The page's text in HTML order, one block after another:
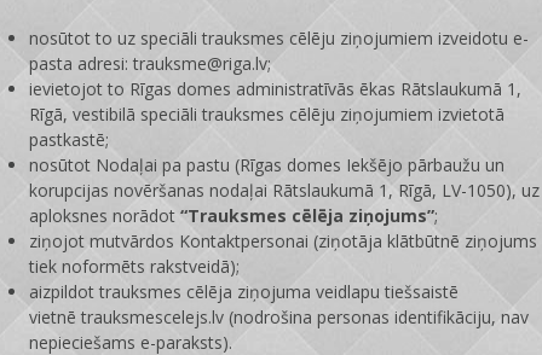
nosūtot to uz speciāli trauksmes cēlēju ziņojumiem izveidotu e-
pasta adresi: trauksme@riga.lv;
ievietojot to Rīgas domes administratīvās ēkas Rātslaukumā 1,
Rīgā, vestibilā speciāli trauksmes cēlēju ziņojumiem izvietotā
pastkastē;
nosūtot Nodaļai pa pastu (Rīgas domes Iekšējo pārbaužu un
korupcijas novēršanas nodaļai Rātslaukumā 1, Rīgā, LV-1050), uz
aploksnes norādot“Trauksmes cēlēja ziņojums”;
ziņojot mutvārdos Kontaktpersonai (ziņotāja klātbūtnē ziņojums
tiek noformēts rakstveidā);
aizpildot trauksmes cēlēja ziņojuma veidlapu tiešsaistē
vietnētrauksmescelejs.lv (nodrošina personas identifikāciju, nav
nepieciešams e-paraksts).